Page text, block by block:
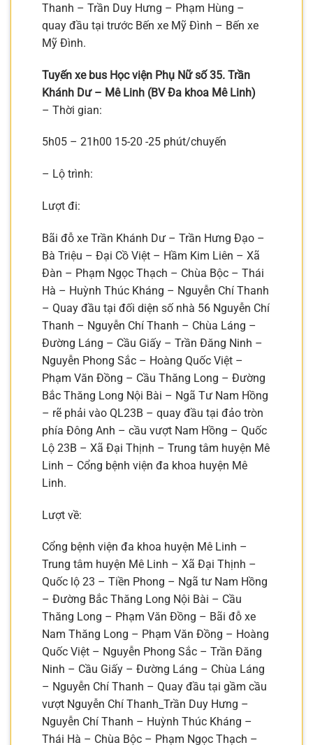
Thanh – Trần Duy Hưng – Phạm Hùng –
quay đầu tại trước Bến xe Mỹ Đình – Bến xe
Mỹ Đình.
Tuyến xe bus Học viện Phụ Nữ số 35. Trần
Khánh Dư – Mê Linh (BV Đa khoa Mê Linh)
– Thời gian:
5h05 – 21h00 15-20 -25 phút/chuyến
– Lộ trình:
Lượt đi:
Bãi đỗ xe Trần Khánh Dư – Trần Hưng Đạo –
Bà Triệu – Đại Cồ Việt – Hầm Kim Liên – Xã
Đàn – Phạm Ngọc Thạch – Chùa Bộc – Thái
Hà – Huỳnh Thúc Kháng – Nguyễn Chí Thanh
– Quay đầu tại đối diện số nhà 56 Nguyễn Chí
Thanh – Nguyễn Chí Thanh – Chùa Láng –
Đường Láng – Cầu Giấy – Trần Đăng Ninh –
Nguyễn Phong Sắc – Hoàng Quốc Việt –
Phạm Văn Đồng – Cầu Thăng Long – Đường
Bắc Thăng Long Nội Bài – Ngã Tư Nam Hồng
– rẽ phải vào QL23B – quay đầu tại đảo tròn
phía Đông Anh – cầu vượt Nam Hồng – Quốc
Lộ 23B – Xã Đại Thịnh – Trung tâm huyện Mê
Linh – Cổng bệnh viện đa khoa huyện Mê
Linh.
Lượt về:
Cổng bệnh viện đa khoa huyện Mê Linh –
Trung tâm huyện Mê Linh – Xã Đại Thịnh –
Quốc lộ 23 – Tiền Phong – Ngã tư Nam Hồng
– Đường Bắc Thăng Long Nội Bài – Cầu
Thăng Long – Phạm Văn Đồng – Bãi đỗ xe
Nam Thăng Long – Phạm Văn Đồng – Hoàng
Quốc Việt – Nguyễn Phong Sắc – Trần Đăng
Ninh – Cầu Giấy – Đường Láng – Chùa Láng
– Nguyễn Chí Thanh – Quay đầu tại gầm cầu
vượt Nguyễn Chí Thanh_Trần Duy Hưng –
Nguyễn Chí Thanh – Huỳnh Thúc Kháng –
Thái Hà – Chùa Bộc – Phạm Ngọc Thạch –